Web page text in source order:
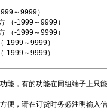
～9999）
（-1999～9999）
（-1999～9999）
-1999～9999）
-1999～9999）
能，有的功能在同组端子上只
，请在订货时务必注明输入信